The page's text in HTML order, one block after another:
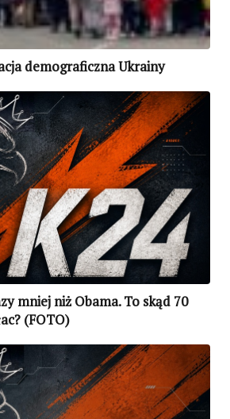
demograficzna Ukrainy
mniej niż Obama. To skąd 70
(FOTO)